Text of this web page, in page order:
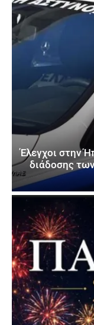
Έλεγχοι στην
διάδοσης